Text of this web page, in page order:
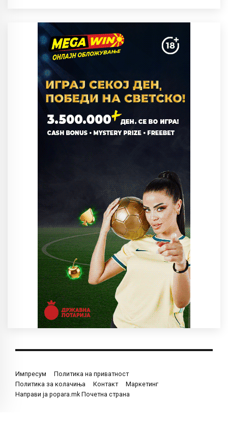
Импресум
Политика на приватност
Политика за колачиња
Контакт
Маркетинг
Направи ја popara.mk Почетна страна